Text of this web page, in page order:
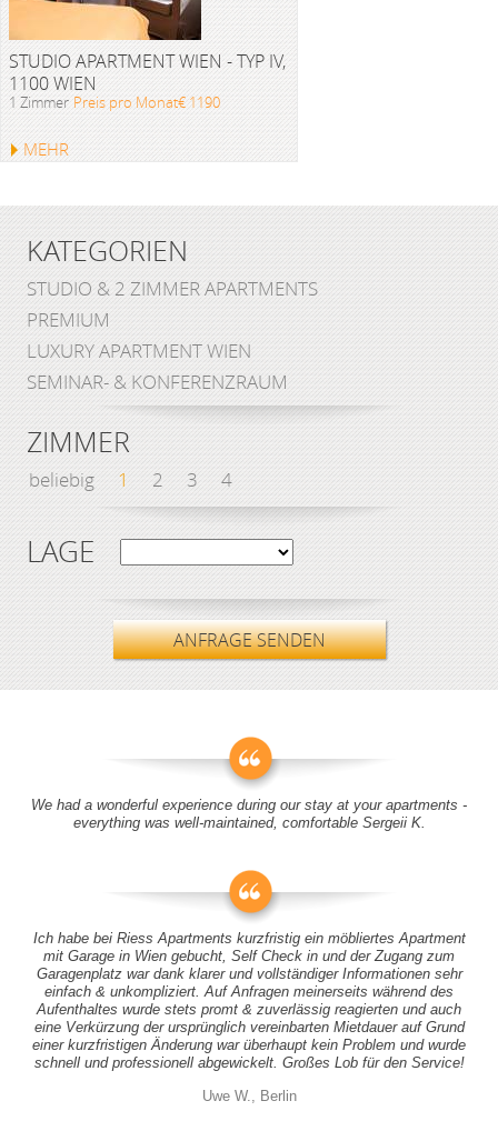
STUDIO APARTMENT WIEN - TYP IV,
1100 WIEN
1 Zimmer Preis pro Monat€ 1190
MEHR
KATEGORIEN
STUDIO & 2 ZIMMER APARTMENTS
PREMIUM
LUXURY APARTMENT WIEN
SEMINAR- & KONFERENZRAUM
ZIMMER
beliebig 1 2 3 4
LAGE
ANFRAGE SENDEN
We had a wonderful experience during our stay at your apartments -
everything was well-maintained, comfortable Sergeii K.
Ich habe bei Riess Apartments kurzfristig ein möbliertes Apartment
mit Garage in Wien gebucht, Self Check in und der Zugang zum
Garagenplatz war dank klarer und vollständiger Informationen sehr
einfach & unkompliziert. Auf Anfragen meinerseits während des
Aufenthaltes wurde stets promt & zuverlässig reagierten und auch
eine Verkürzung der ursprünglich vereinbarten Mietdauer auf Grund
einer kurzfristigen Änderung war überhaupt kein Problem und wurde
schnell und professionell abgewickelt. Großes Lob für den Service!
Uwe W., Berlin